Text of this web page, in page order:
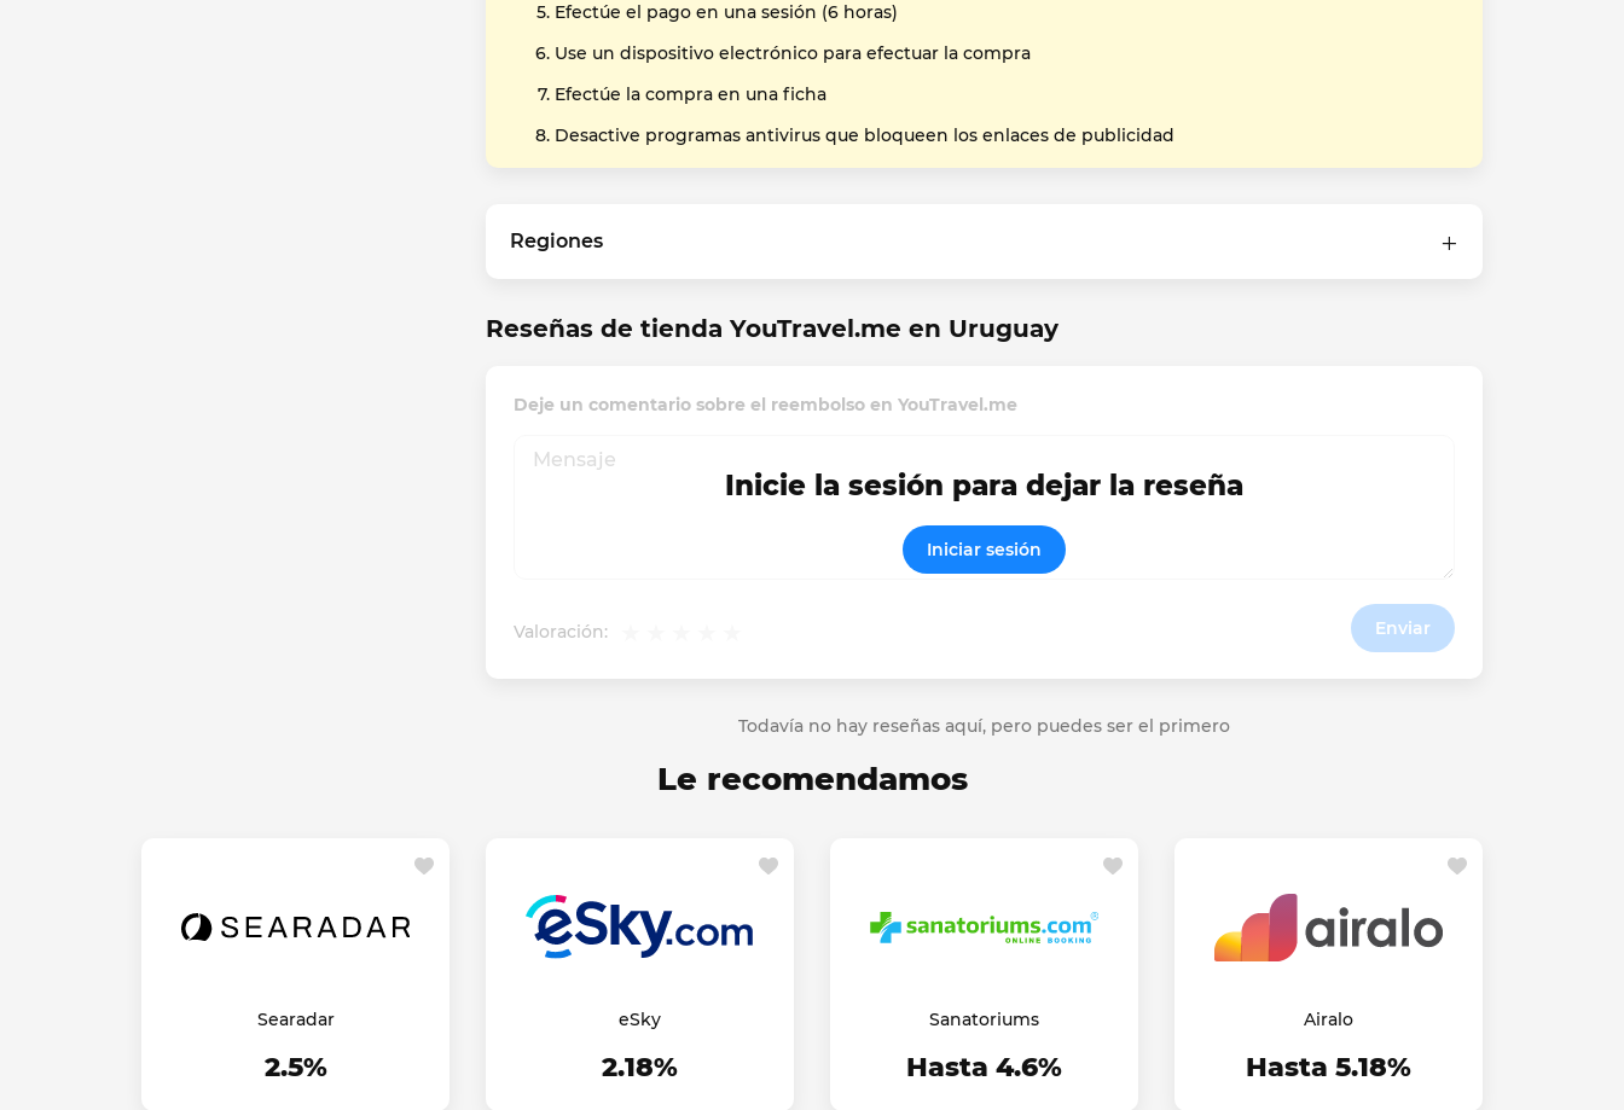
Efectúe el pago en una sesión (6 horas)
Use un dispositivo electrónico para efectuar la compra
Efectúe la compra en una ficha
Desactive programas antivirus que bloqueen los enlaces de publicidad
Regiones
Reseñas de tienda YouTravel.me en Uruguay
Deje un comentario sobre el reembolso en YouTravel.me
Valoración: Enviar
Inicie la sesión para dejar la reseña
Iniciar sesión
Todavía no hay reseñas aquí, pero puedes ser el primero
Le recomendamos
Searadar
2.5%
eSky
2.18%
Sanatoriums
Hasta 4.6%
Airalo
Hasta 5.18%